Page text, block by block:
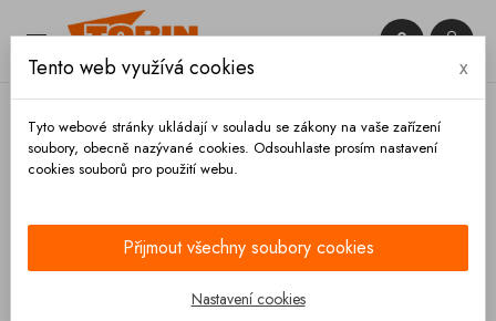
 

Tento web využívá cookies x
Tyto webové stránky ukládají v souladu se zákony na vaše zařízení
soubory, obecně nazývané cookies. Odsouhlaste prosím nastavení
cookies souborů pro použití webu.
Přijmout všechny soubory cookies
Nastavení cookies